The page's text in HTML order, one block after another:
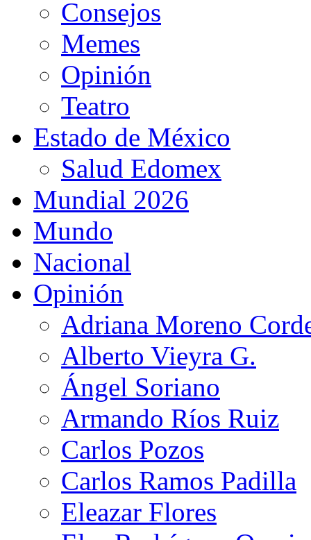
Consejos
Memes
Opinión
Teatro
Estado de México
Salud Edomex
Mundial 2026
Mundo
Nacional
Opinión
Adriana Moreno
Alberto Vieyra G.
Ángel Soriano
Armando Ríos Ruiz
Carlos Pozos
Carlos Ramos Padilla
Eleazar Flores